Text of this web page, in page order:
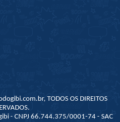
TODOS OS DIREITOS
- CNPJ 66.744.375/0001-74 - SAC